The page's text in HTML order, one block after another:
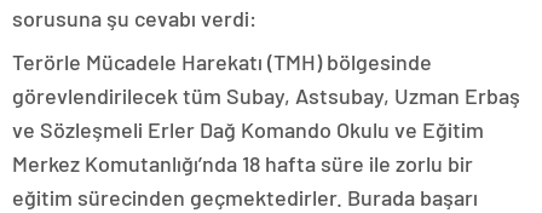
sorusuna şu cevabı verdi:
Terörle Mücadele Harekatı (TMH) bölgesinde
görevlendirilecek tüm Subay, Astsubay, Uzman Erbaş
ve Sözleşmeli Erler Dağ Komando Okulu ve Eğitim
Merkez Komutanlığı’nda 18 hafta süre ile zorlu bir
eğitim sürecinden geçmektedirler. Burada başarı